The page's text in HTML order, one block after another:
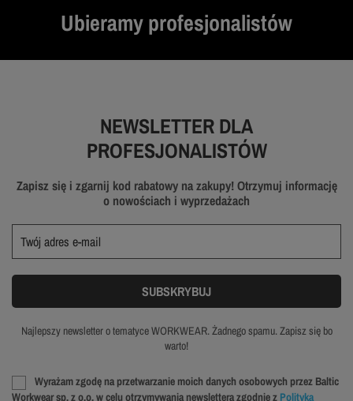
Ubieramy profesjonalistów
NEWSLETTER DLA
PROFESJONALISTÓW
Zapisz się i zgarnij kod rabatowy na zakupy! Otrzymuj informację
o nowościach i wyprzedażach
Najlepszy newsletter o tematyce WORKWEAR. Żadnego spamu. Zapisz się bo
warto!
Wyrażam zgodę na przetwarzanie moich danych osobowych przez Baltic
Workwear sp. z o.o. w celu otrzymywania newslettera zgodnie z Polityką